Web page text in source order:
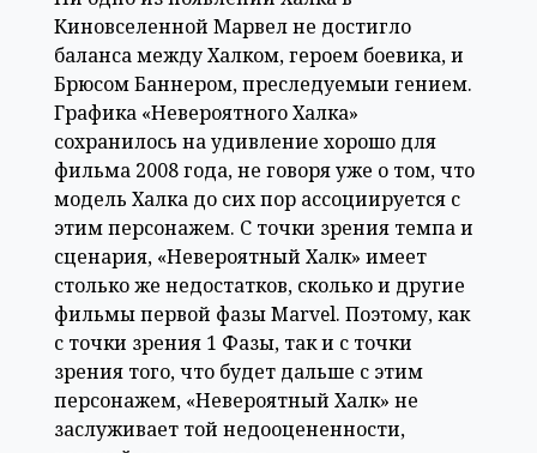
Киновселенной Марвел не достигло
баланса между Халком, героем боевика, и
Брюсом Баннером, преследуемыи гением.
Графика «Невероятного Халка»
сохранилось на удивление хорошо для
фильма 2008 года, не говоря уже о том, что
модель Халка до сих пор ассоциируется с
этим персонажем. С точки зрения темпа и
сценария, «Невероятный Халк» имеет
столько же недостатков, сколько и другие
фильмы первой фазы Marvel. Поэтому, как
с точки зрения 1 Фазы, так и с точки
зрения того, что будет дальше с этим
персонажем, «Невероятный Халк» не
заслуживает той недооцененности,